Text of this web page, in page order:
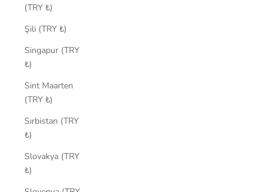
(TRY ₺)
Şili (TRY ₺)
Singapur (TRY
₺)
Sint Maarten
(TRY ₺)
Sırbistan (TRY
₺)
Slovakya (TRY
₺)